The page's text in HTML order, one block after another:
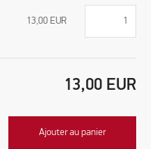
13,00 EUR
13,00 EUR
Ajouter au panier